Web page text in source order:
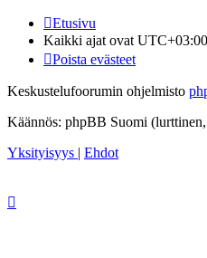
Etusivu
Kaikki ajat ovat UTC+03:00
Poista evästeet
Keskustelufoorumin ohjelmisto
Käännös: phpBB Suomi
Yksityisyys | Ehdot